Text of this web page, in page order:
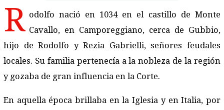
R odolfo nació en 1034 en el castillo de Monte
Cavallo, en Camporeggiano, cerca de Gubbio,
hijo de Rodolfo y Rezia Gabrielli, señores feudales
locales. Su familia pertenecía a la nobleza de la región
y gozaba de gran influencia en la Corte.
En aquella época brillaba en la Iglesia y en Italia, por